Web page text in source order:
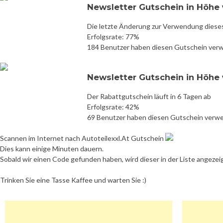
Newsletter Gutschein in
Die letzte Änderung zur Verwendung
Erfolgsrate: 77%
184 Benutzer haben diesen Gutschein
Newsletter Gutschein in
Der Rabattgutschein läuft in 6 Tagen ab
Erfolgsrate: 42%
69 Benutzer haben diesen Gutschein
Scannen im Internet nach Autoteilexxl.At Gutschein
Dies kann einige Minuten dauern.
Sobald wir einen Code gefunden haben, wird dieser in der Liste
Trinken Sie eine Tasse Kaffee und warten Sie :)